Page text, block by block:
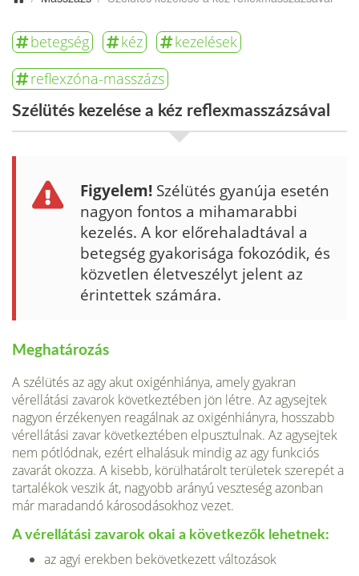
betegség kéz
kezelések
reflexzóna-masszázs
Szélütés kezelése a kéz reflexmasszázsával
Figyelem! Szélütés gyanúja esetén
nagyon fontos a mihamarabbi
kezelés. A kor előreha­ladtával a
betegség gyakorisága fokozódik, és
közvetlen életveszélyt jelent az
érintettek számára.
Meghatározás
A szélütés az agy akut oxigénhiánya, amely gyakran
vérellátási zavarok követ­keztében jön létre. Az agysejtek
nagyon érzékenyen reagálnak az oxigénhiány­ra, hosszabb
vérellátási zavar következtében elpusztulnak. Az agysejtek
nem pótlódnak, ezért elhalásuk mindig az agy funkciós
zavarát okozza. A kisebb, kö­rülhatárolt területek szerepét a
tartalékok veszik át, nagyobb arányú veszteség azonban
már maradandó károsodásokhoz vezet.
A vérellátási zavarok okai a kö­vetkezők lehetnek:
az agyi erekben bekövetkezett változások